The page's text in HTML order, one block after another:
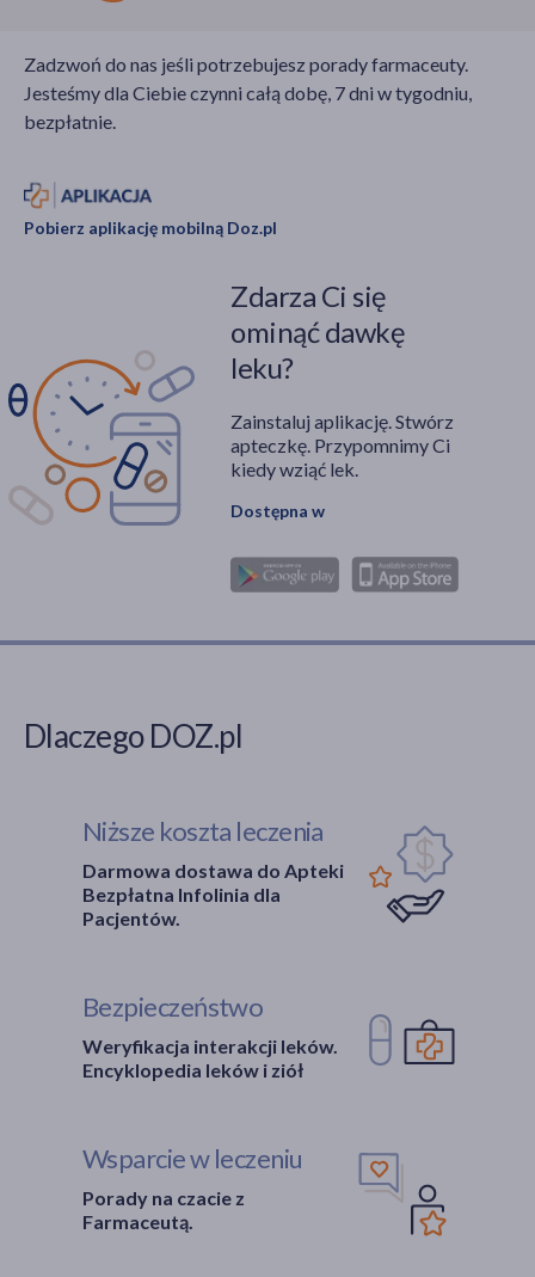
Zadzwoń do nas jeśli potrzebujesz porady farmaceuty.
Jesteśmy dla Ciebie czynni całą dobę, 7 dni w tygodniu,
bezpłatnie.
Pobierz aplikację mobilną Doz.pl
Zdarza Ci się
ominąć dawkę
leku?
Zainstaluj aplikację. Stwórz
apteczkę. Przypomnimy Ci
kiedy wziąć lek.
Dostępna w
Dlaczego DOZ.pl
Niższe koszta leczenia
Darmowa dostawa do Apteki
Bezpłatna Infolinia dla
Pacjentów.
Bezpieczeństwo
Weryfikacja interakcji leków.
Encyklopedia leków i ziół
Wsparcie w leczeniu
Porady na czacie z
Farmaceutą.